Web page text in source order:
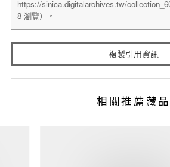
複製引用資訊
相關推薦藏品